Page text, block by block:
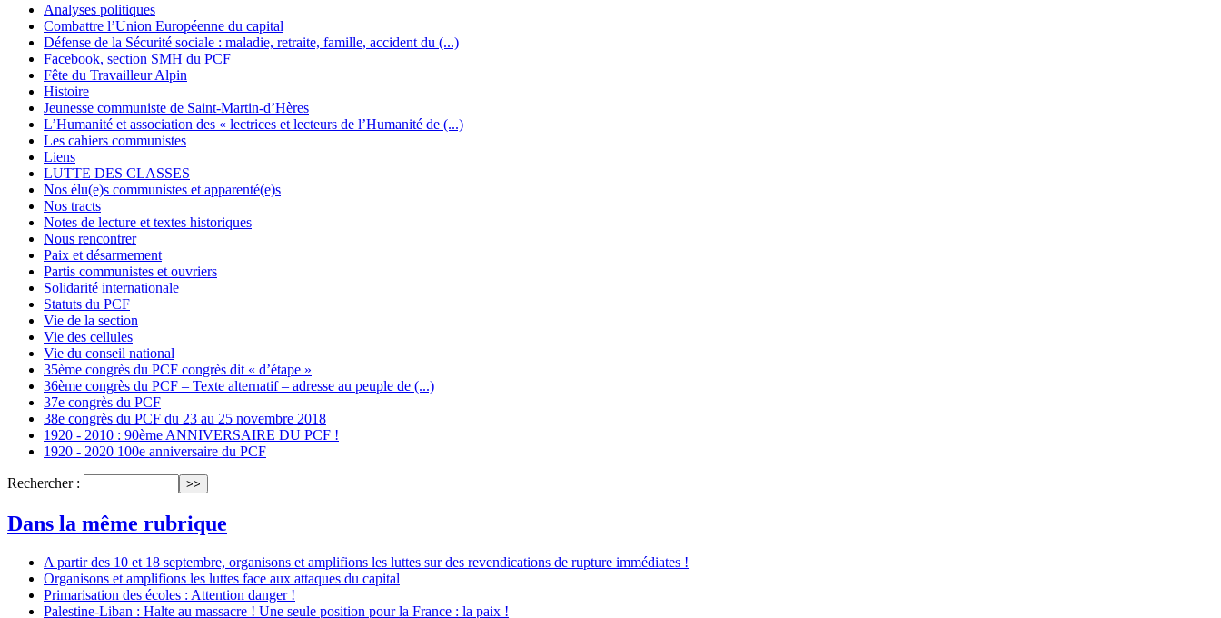
Analyses politiques
Combattre l’Union Européenne du capital
Défense de la Sécurité sociale : maladie, retraite, famille, accident du (...)
Facebook, section SMH du PCF
Fête du Travailleur Alpin
Histoire
Jeunesse communiste de Saint-Martin-d’Hères
L’Humanité et association des « lectrices et lecteurs de l’Humanité de (...)
Les cahiers communistes
Liens
LUTTE DES CLASSES
Nos élu(e)s communistes et apparenté(e)s
Nos tracts
Notes de lecture et textes historiques
Nous rencontrer
Paix et désarmement
Partis communistes et ouvriers
Solidarité internationale
Statuts du PCF
Vie de la section
Vie des cellules
Vie du conseil national
35ème congrès du PCF congrès dit « d’étape »
36ème congrès du PCF – Texte alternatif – adresse au peuple de (...)
37e congrès du PCF
38e congrès du PCF du 23 au 25 novembre 2018
1920 - 2010 : 90ème ANNIVERSAIRE DU PCF !
1920 - 2020 100e anniversaire du PCF
Rechercher :
Dans la même rubrique
A partir des 10 et 18 septembre, organisons et amplifions les luttes sur des revendications de rupture immédiates !
Organisons et amplifions les luttes face aux attaques du capital
Primarisation des écoles : Attention danger !
Palestine-Liban : Halte au massacre ! Une seule position pour la France : la paix !